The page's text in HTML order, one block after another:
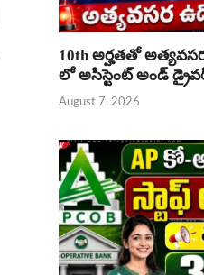
10th అర్హతతో
లో అసిస్టెంట్ అండ్
August 7, 2026